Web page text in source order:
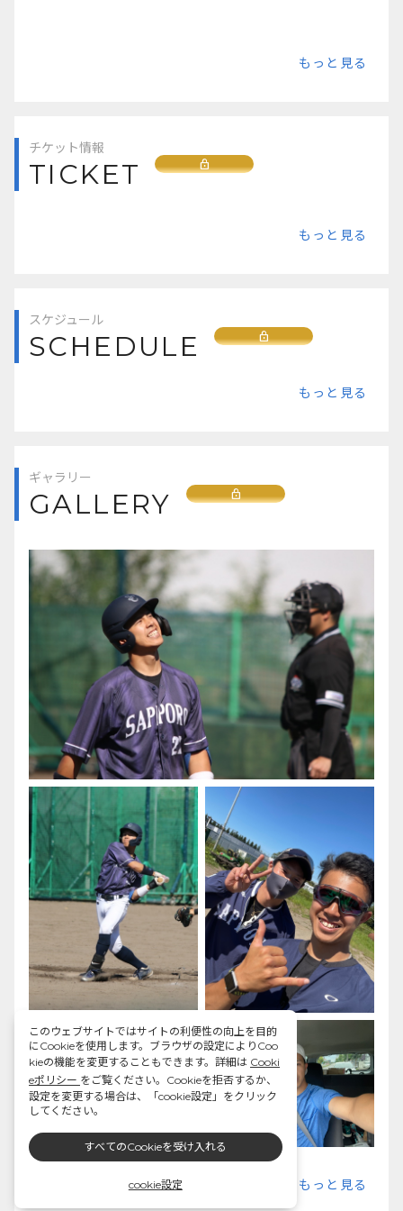
もっと見る
チケット情報
TICKET Lock
もっと見る
スケジュール
SCHEDULE Lock
もっと見る
ギャラリー
GALLERY Lock
もっと見る
このウェブサイトではサイトの利便性の向上を目的
にCookieを使用します。ブラウザの設定によりCoo
kieの機能を変更することもできます。詳細は Cooki
eポリシー をご覧ください。Cookieを拒否するか、
設定を変更する場合は、「cookie設定」をクリック
してください。
すべてのCookieを受け入れる
cookie設定